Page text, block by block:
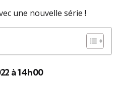
une nouvelle série !
à 14h00